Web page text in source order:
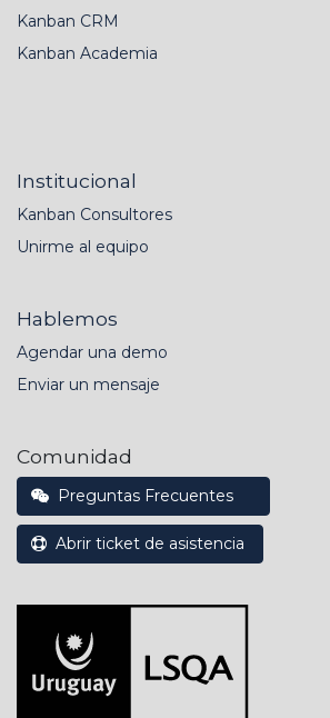
Kanban CRM
Kanban Academia
Institucional
Kanban Consultores
Unirme al equipo
Hablemos
Agendar una demo
Enviar un mensaje
Comunidad
Preguntas Frecuentes
Abrir ticket de asistencia